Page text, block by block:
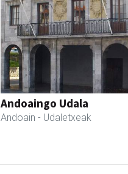
Andoaingo Udala
Andoain - Udaletxeak